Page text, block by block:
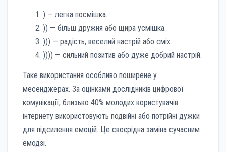
) — легка посмішка.
)) — більш дружня або щира усмішка.
))) — радість, веселий настрій або сміх.
)))) — сильний позитив або дуже добрий настрій.
Таке використання особливо поширене у
месенджерах. За оцінками дослідників цифрової
комунікації, близько 40% молодих користувачів
інтернету використовують подвійні або потрійні дужки
для підсилення емоцій. Це своєрідна заміна сучасним
емодзі.